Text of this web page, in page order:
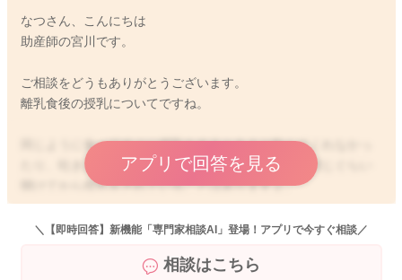
なつさん、こんにちは
助産師の宮川です。
ご相談をどうもありがとうございます。
離乳食後の授乳についてですね。
同じように食べてすぐに授乳をするとあまり飲んでくれなかっ
たり、吐き戻しをしてしまうということで、時間を同じぐらい
開けてから授乳をされていることはありますよ。
それで哺乳量も稼げて、体重も増えているようでしたら、問題
はないですよ。
それぞれのお子さんのペースで、食べたり飲んだりができてい
アプリで回答を見る
＼【即時回答】新機能「専門家相談AI」登場！アプリで今すぐ相談／
相談はこちら